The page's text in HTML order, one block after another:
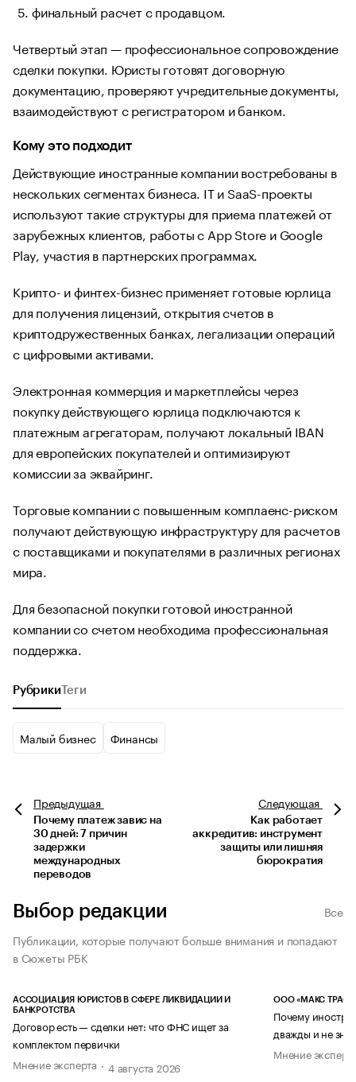
финальный расчет с продавцом.
Четвертый этап — профессиональное сопровождение
сделки покупки. Юристы готовят договорную
документацию, проверяют учредительные документы,
взаимодействуют с регистратором и банком.
Кому это подходит
Действующие иностранные компании востребованы в
нескольких сегментах бизнеса. IT и SaaS-проекты
используют такие структуры для приема платежей от
зарубежных клиентов, работы с App Store и Google
Play, участия в партнерских программах.
Крипто- и финтех-бизнес применяет готовые юрлица
для получения лицензий, открытия счетов в
криптодружественных банках, легализации операций
с цифровыми активами.
Электронная коммерция и маркетплейсы через
покупку действующего юрлица подключаются к
платежным агрегаторам, получают локальный IBAN
для европейских покупателей и оптимизируют
комиссии за эквайринг.
Торговые компании с повышенным комплаенс-риском
получают действующую инфраструктуру для расчетов
с поставщиками и покупателями в различных регионах
мира.
Для безопасной покупки готовой иностранной
компании со счетом необходима профессиональная
поддержка.
Рубрики Теги
Малый бизнес Финансы
Предыдущая
Почему платеж завис на
30 дней: 7 причин
задержки
международных
переводов
Следующая
Как работает
аккредитив: инструмент
защиты или лишняя
бюрократия
Выбор редакции
Все
Публикации, которые получают больше внимания и попадают
в Сюжеты РБК
АССОЦИАЦИЯ ЮРИСТОВ В СФЕРЕ ЛИКВИДАЦИИ И
БАНКРОТСТВА
Договор есть — сделки нет: что ФНС ищет за
комплектом первички
Мнение эксперта
4 августа 2026
ООО «МАКС ТРАСТ»
Почему
дважды и не
Мнение